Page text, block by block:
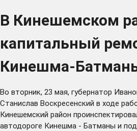
В Кинешемском
капитальный
Кинешма-
Во вторник, 23 мая, губернатор
Станислав Воскресенский в ходе
Кинешемский район
автодороге Кинешма - Батманы и